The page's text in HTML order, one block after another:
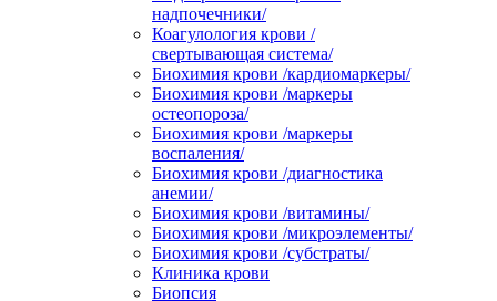
надпочечники/
Коагулология крови /
свертывающая система/
Биохимия крови /кардиомаркеры/
Биохимия крови /маркеры
остеопороза/
Биохимия крови /маркеры
воспаления/
Биохимия крови /диагностика
анемии/
Биохимия крови /витамины/
Биохимия крови /микроэлементы/
Биохимия крови /субстраты/
Клиника крови
Биопсия